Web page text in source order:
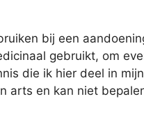
bij een
gebruikt, om
die ik hier deel in
arts en kan niet